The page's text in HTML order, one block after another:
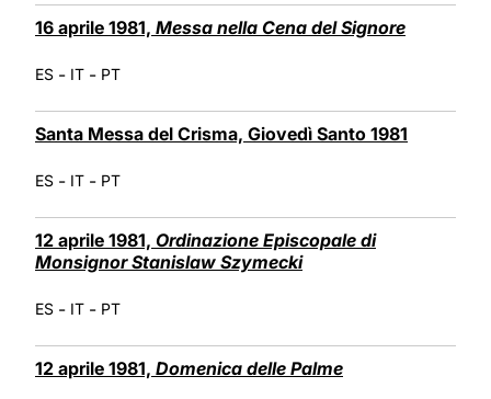
16 aprile 1981, Messa nella Cena del Signore
ES - IT - PT
Santa Messa del Crisma, Giovedì Santo 1981
ES - IT - PT
12 aprile 1981, Ordinazione Episcopale di
Monsignor Stanislaw Szymecki
ES - IT - PT
12 aprile 1981, Domenica delle Palme